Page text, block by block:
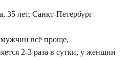
35 лет, Санкт-Петербург
всё проще,
2-3 раза в сутки, у женщин